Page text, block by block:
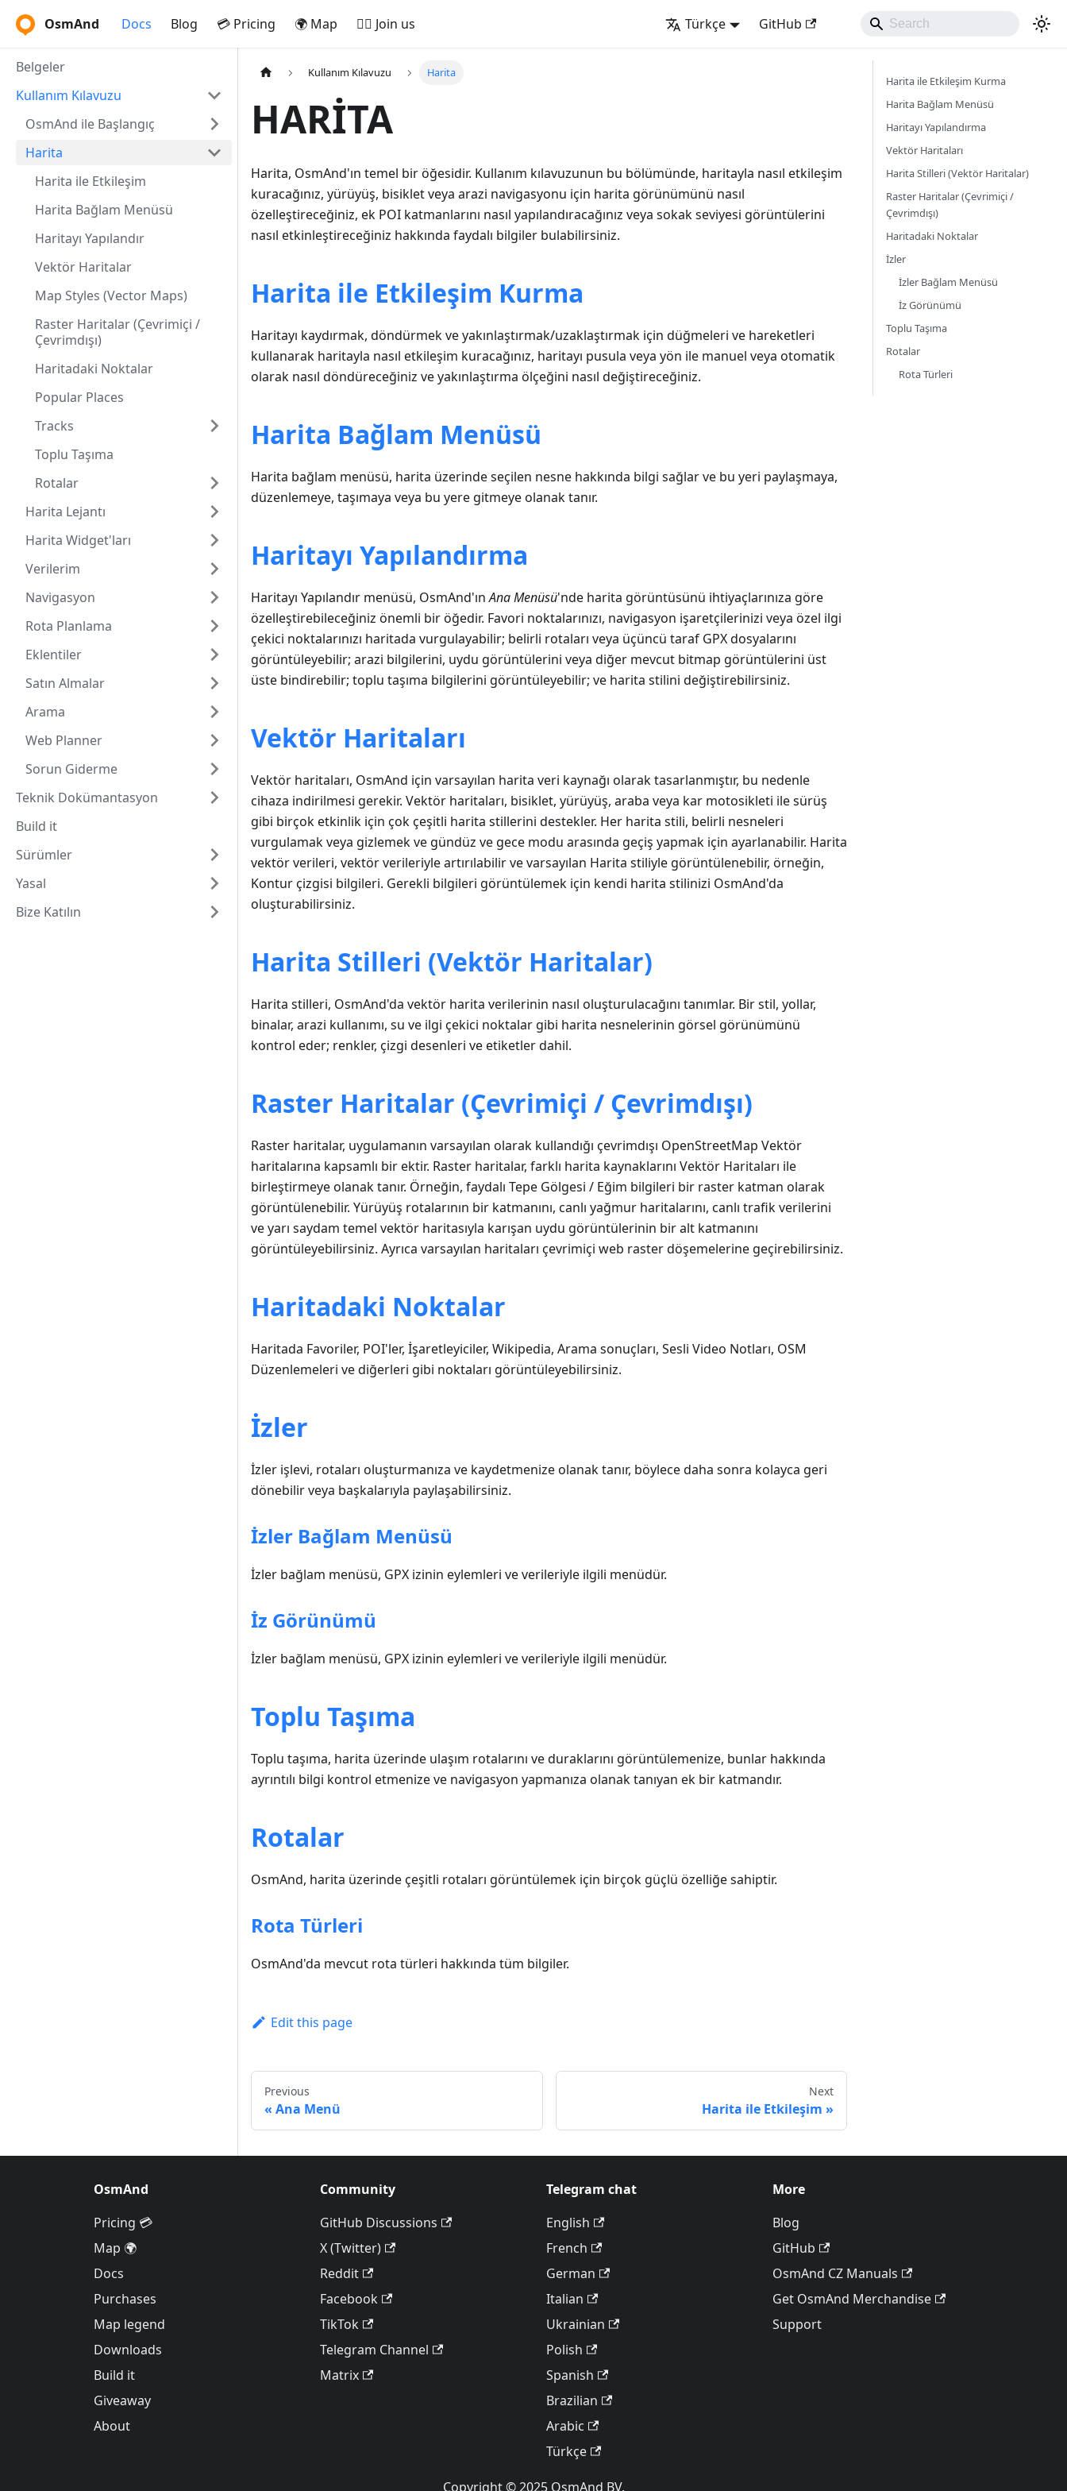
OsmAnd Docs Blog 💳 Pricing 🌍 Map 🚵‍♂️ Join us Türkçe GitHub
Belgeler
Kullanım Kılavuzu
OsmAnd ile Başlangıç
Harita
Harita ile Etkileşim
Harita Bağlam Menüsü
Haritayı Yapılandır
Vektör Haritalar
Map Styles (Vector Maps)
Raster Haritalar (Çevrimiçi /
Çevrimdışı)
Haritadaki Noktalar
Popular Places
Tracks
Toplu Taşıma
Rotalar
Harita Lejantı
Harita Widget'ları
Verilerim
Navigasyon
Rota Planlama
Eklentiler
Satın Almalar
Arama
Web Planner
Sorun Giderme
Teknik Dokümantasyon
Build it
Sürümler
Yasal
Bize Katılın
Kullanım Kılavuzu Harita
HARİTA
Harita, OsmAnd'ın temel bir öğesidir. Kullanım kılavuzunun bu bölümünde, haritayla nasıl etkileşim
kuracağınız, yürüyüş, bisiklet veya arazi navigasyonu için harita görünümünü nasıl
özelleştireceğiniz, ek POI katmanlarını nasıl yapılandıracağınız veya sokak seviyesi görüntülerini
nasıl etkinleştireceğiniz hakkında faydalı bilgiler bulabilirsiniz.
Harita ile Etkileşim Kurma
Haritayı kaydırmak, döndürmek ve yakınlaştırmak/uzaklaştırmak için düğmeleri ve hareketleri
kullanarak haritayla nasıl etkileşim kuracağınız, haritayı pusula veya yön ile manuel veya otomatik
olarak nasıl döndüreceğiniz ve yakınlaştırma ölçeğini nasıl değiştireceğiniz.
Harita Bağlam Menüsü
Harita bağlam menüsü, harita üzerinde seçilen nesne hakkında bilgi sağlar ve bu yeri paylaşmaya,
düzenlemeye, taşımaya veya bu yere gitmeye olanak tanır.
Haritayı Yapılandırma
Haritayı Yapılandır menüsü, OsmAnd'ınAna Menüsü'nde harita görüntüsünü ihtiyaçlarınıza göre
özelleştirebileceğiniz önemli bir öğedir. Favori noktalarınızı, navigasyon işaretçilerinizi veya özel ilgi
çekici noktalarınızı haritada vurgulayabilir; belirli rotaları veya üçüncü taraf GPX dosyalarını
görüntüleyebilir; arazi bilgilerini, uydu görüntülerini veya diğer mevcut bitmap görüntülerini üst
üste bindirebilir; toplu taşıma bilgilerini görüntüleyebilir; ve harita stilini değiştirebilirsiniz.
Vektör Haritaları
Vektör haritaları, OsmAnd için varsayılan harita veri kaynağı olarak tasarlanmıştır, bu nedenle
cihaza indirilmesi gerekir. Vektör haritaları, bisiklet, yürüyüş, araba veya kar motosikleti ile sürüş
gibi birçok etkinlik için çok çeşitli harita stillerini destekler. Her harita stili, belirli nesneleri
vurgulamak veya gizlemek ve gündüz ve gece modu arasında geçiş yapmak için ayarlanabilir. Harita
vektör verileri, vektör verileriyle artırılabilir ve varsayılan Harita stiliyle görüntülenebilir, örneğin,
Kontur çizgisi bilgileri. Gerekli bilgileri görüntülemek için kendi harita stilinizi OsmAnd'da
oluşturabilirsiniz.
Harita Stilleri (Vektör Haritalar)
Harita stilleri, OsmAnd'da vektör harita verilerinin nasıl oluşturulacağını tanımlar. Bir stil, yollar,
binalar, arazi kullanımı, su ve ilgi çekici noktalar gibi harita nesnelerinin görsel görünümünü
kontrol eder; renkler, çizgi desenleri ve etiketler dahil.
Raster Haritalar (Çevrimiçi / Çevrimdışı)
Raster haritalar, uygulamanın varsayılan olarak kullandığı çevrimdışı OpenStreetMap Vektör
haritalarına kapsamlı bir ektir. Raster haritalar, farklı harita kaynaklarını Vektör Haritaları ile
birleştirmeye olanak tanır. Örneğin, faydalı Tepe Gölgesi / Eğim bilgileri bir raster katman olarak
görüntülenebilir. Yürüyüş rotalarının bir katmanını, canlı yağmur haritalarını, canlı trafik verilerini
ve yarı saydam temel vektör haritasıyla karışan uydu görüntülerinin bir alt katmanını
görüntüleyebilirsiniz. Ayrıca varsayılan haritaları çevrimiçi web raster döşemelerine geçirebilirsiniz.
Haritadaki Noktalar
Haritada Favoriler, POI'ler, İşaretleyiciler, Wikipedia, Arama sonuçları, Sesli Video Notları, OSM
Düzenlemeleri ve diğerleri gibi noktaları görüntüleyebilirsiniz.
İzler
İzler işlevi, rotaları oluşturmanıza ve kaydetmenize olanak tanır, böylece daha sonra kolayca geri
dönebilir veya başkalarıyla paylaşabilirsiniz.
İzler Bağlam Menüsü
İzler bağlam menüsü, GPX izinin eylemleri ve verileriyle ilgili menüdür.
İz Görünümü
İzler bağlam menüsü, GPX izinin eylemleri ve verileriyle ilgili menüdür.
Toplu Taşıma
Toplu taşıma, harita üzerinde ulaşım rotalarını ve duraklarını görüntülemenize, bunlar hakkında
ayrıntılı bilgi kontrol etmenize ve navigasyon yapmanıza olanak tanıyan ek bir katmandır.
Rotalar
OsmAnd, harita üzerinde çeşitli rotaları görüntülemek için birçok güçlü özelliğe sahiptir.
Rota Türleri
OsmAnd'da mevcut rota türleri hakkında tüm bilgiler.
Edit this page
Previous
Ana Menü
Next
Harita ile Etkileşim
Harita ile Etkileşim Kurma
Harita Bağlam Menüsü
Haritayı Yapılandırma
Vektör Haritaları
Harita Stilleri (Vektör Haritalar)
Raster Haritalar (Çevrimiçi /
Çevrimdışı)
Haritadaki Noktalar
İzler
İzler Bağlam Menüsü
İz Görünümü
Toplu Taşıma
Rotalar
Rota Türleri
OsmAnd
Pricing 💳
Map 🌍
Docs
Purchases
Map legend
Downloads
Build it
Giveaway
About
Community
GitHub Discussions
X (Twitter)
Reddit
Facebook
TikTok
Telegram Channel
Matrix
Telegram chat
English
French
German
Italian
Ukrainian
Polish
Spanish
Brazilian
Arabic
Türkçe
More
Blog
GitHub
OsmAnd CZ Manuals
Get OsmAnd Merchandise
Support
Copyright © 2025 OsmAnd BV.